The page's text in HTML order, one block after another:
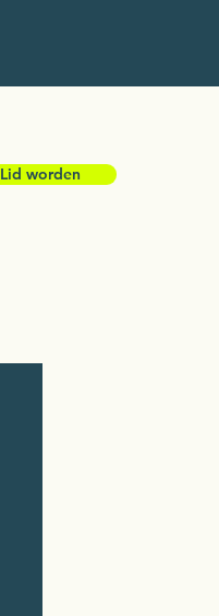
Lid worden